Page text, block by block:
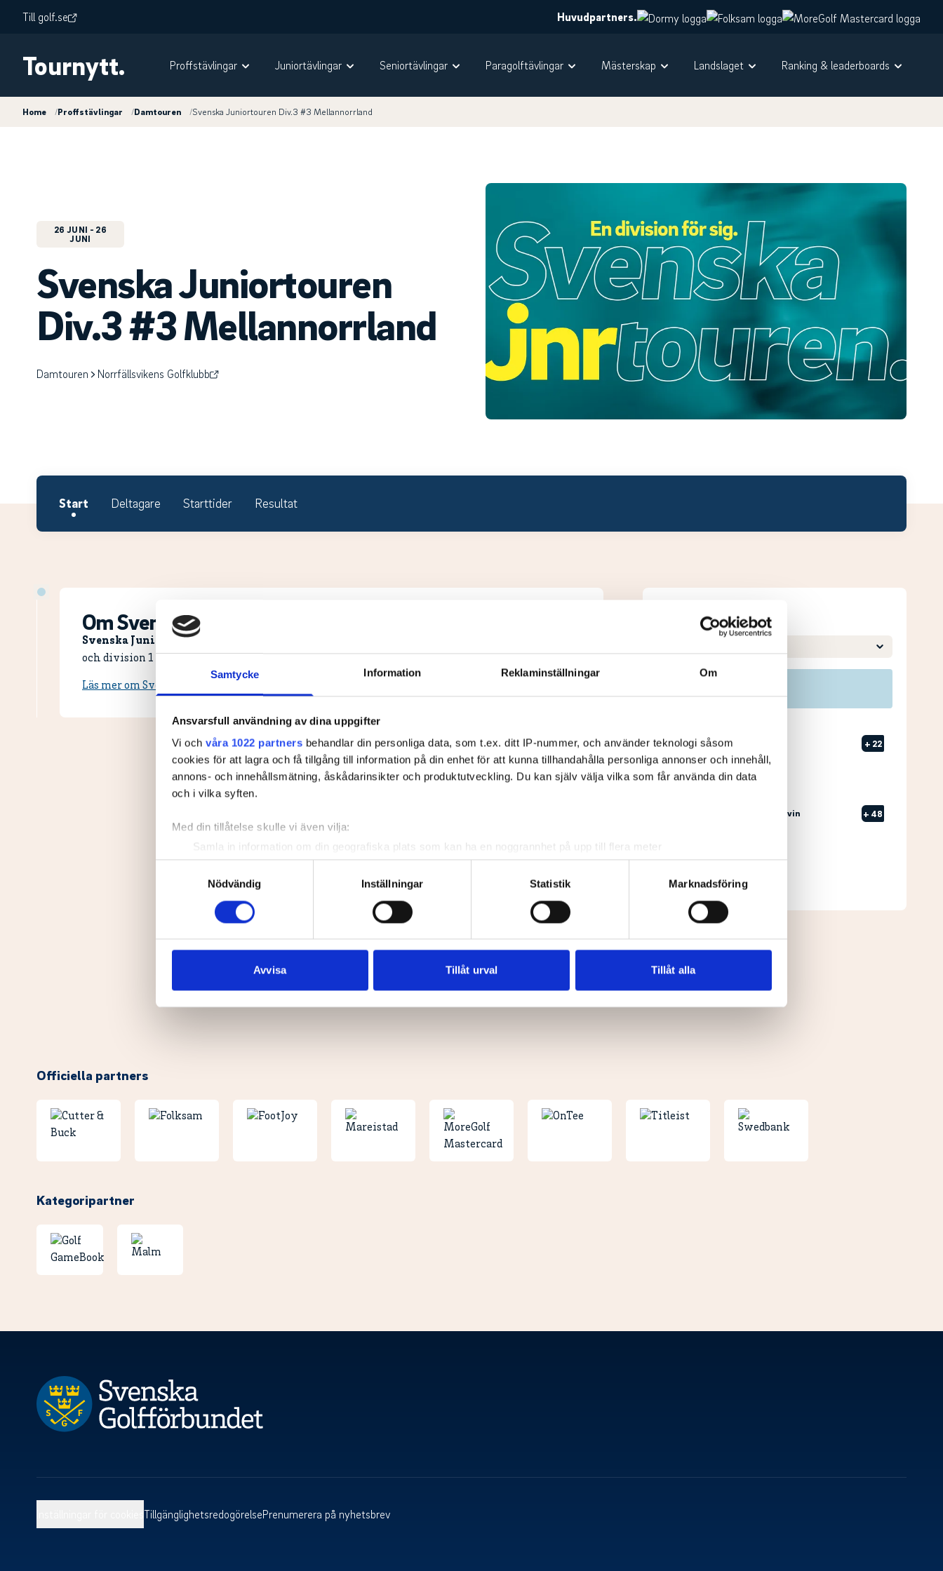
Samtycke Information Reklaminställningar Om
Ansvarsfull användning av dina uppgifter
Vi och våra 1022 partners behandlar din personliga data, som t.ex. ditt IP-nummer, och använder teknologi såsom
cookies för att lagra och få tillgång till information på din enhet för att kunna tillhandahålla personliga annonser och innehåll,
annons- och innehållsmätning, åskådarinsikter och produktutveckling. Du kan själv välja vilka som får använda din data
och i vilka syften.
Med din tillåtelse skulle vi även vilja:
Samla in information om din geografiska plats som kan ha en noggrannhet på upp till flera meter
Identifiera din enhet genom att aktivt skanna den för specifika kännetecken (fingeravtryck)
Ta reda på mer om hur dina personliga uppgifter behandlas och ställ in dina preferenser i
detaljsektionen. Du kan ändra
eller dra tillbaka ditt samtycke när som helst från cookie-förklaringen.
sociala medier och analysera vår trafik. Vi vidarebefordrar även sådana identifierare och annan information från din enhet
till de sociala medier och annons- och analysföretag som vi samarbetar med. Dessa kan i sin tur kombinera informationen
Nödvändig
Inställningar Statistik Marknadsföring
Avvisa Tillåt urval Tillåt alla
Till golf.se Huvudpartners.
Tournytt. Proffstävlingar Juniortävlingar Seniortävlingar Paragolftävlingar Mästerskap Landslaget Ranking & leaderboards
Home /Proffstävlingar /Damtouren /Svenska Juniortouren Div.3 #3 Mellannorrland
26 JUNI - 26
JUNI
Svenska Juniortouren
Div.3 #3 Mellannorrland
Damtouren Norrfällsvikens Golfklubb
Start Deltagare Starttider Resultat
Om Svenska Juniortouren Division 3.
Svenska Juniortouren Division 3 är den första av tourens fyra nivåer:
och division 1 och elit. Handicapgränsen är 30,0 för pojkar och flickor.
Läs mer om Svenska Juniortouren och dess divisioner.
Leaderboard.
Pos Namn
1 NYBERG, Anton + 22
JOHANSSON, Edvin + 48
Senast uppdaterad:05:46
Se full leaderboard
Officiella partners
Kategoripartner
TillgänglighetsredogörelsePrenumerera på nyhetsbrev